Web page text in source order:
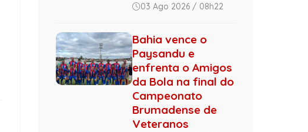
03 Ago 2026 / 08h22
Bahia vence o
Paysandu e
enfrenta o Amigos
da Bola na final do
Campeonato
Brumadense de
Veteranos